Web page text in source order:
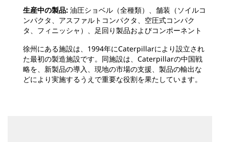
生産中の製品: 油圧ショベル（全種類）、舗装（ソイルコ
ンパクタ、アスファルトコンパクタ、空圧式コンパク
タ、フィニッシャ）、足回り製品およびコンポーネント
徐州にある施設は、1994年にCaterpillarにより設立され
た最初の製造施設です。同施設は、Caterpillarの中国戦
略を、新製品の導入、現地の市場の支援、製品の輸出な
どにより実施するうえで重要な役割を果たしています。